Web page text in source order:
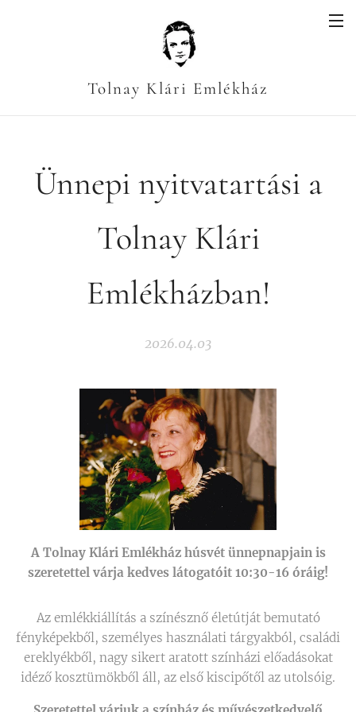
Tolnay Klári Emlékház
Ünnepi nyitvatartási a
Tolnay Klári
Emlékházban!
2026.04.03
A Tolnay Klári Emlékház húsvét ünnepnapjain is
szeretettel várja kedves látogatóit 10:30-16 óráig!
Az emlékkiállítás a színésznő életútját bemutató
fényképekből, személyes használati tárgyakból, családi
ereklyékből, nagy sikert aratott színházi előadásokat
idéző kosztümökből áll, az első kiscipőtől az utolsóig.